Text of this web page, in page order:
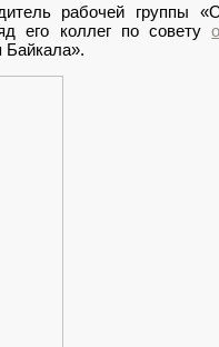
рабочей группы
его коллег по совету
Байкала».